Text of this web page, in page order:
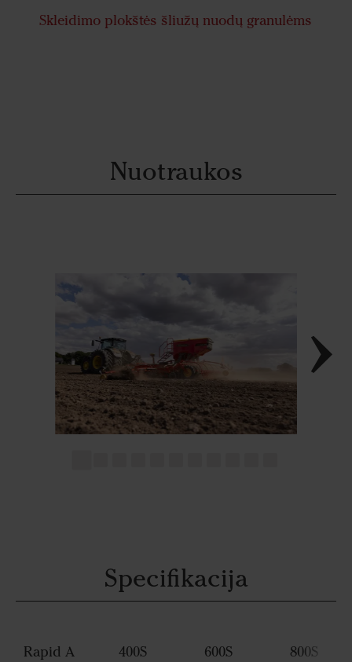
Skleidimo plokštės šliužų nuodų granulėms
Nuotraukos
Specifikacija
Rapid A 400S 600S 800S